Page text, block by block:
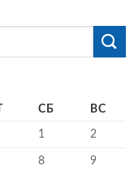
СБ ВС
1 2
8 9